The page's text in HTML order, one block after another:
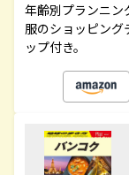
年齢別プランニン
服のショッピング
ップ付き。